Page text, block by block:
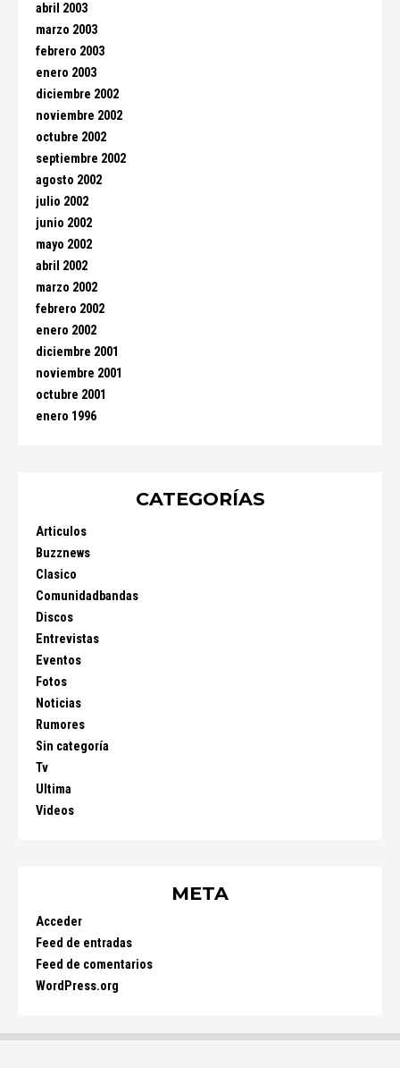
abril 2003
marzo 2003
febrero 2003
enero 2003
diciembre 2002
noviembre 2002
octubre 2002
septiembre 2002
agosto 2002
julio 2002
junio 2002
mayo 2002
abril 2002
marzo 2002
febrero 2002
enero 2002
diciembre 2001
noviembre 2001
octubre 2001
enero 1996
CATEGORÍAS
Articulos
Buzznews
Clasico
Comunidadbandas
Discos
Entrevistas
Eventos
Fotos
Noticias
Rumores
Sin categoría
Tv
Ultima
Videos
META
Acceder
Feed de entradas
Feed de comentarios
WordPress.org